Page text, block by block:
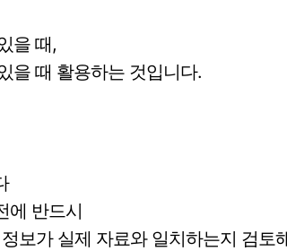
을 때,
을 때 활용하는 것입니다.
에 반드시
보가 실제 자료와 일치하는지 검토